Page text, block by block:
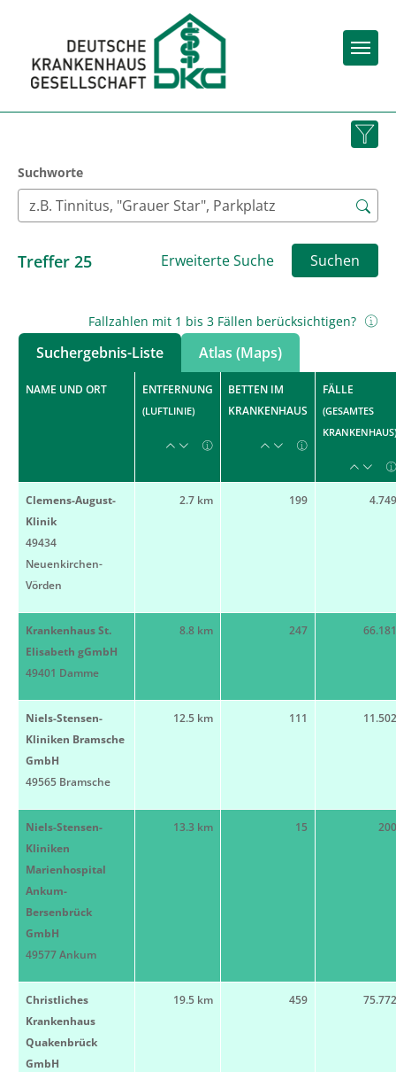
Suchworte
Treffer 25 Erweiterte Suche Suchen
Suchergebnis-Liste Atlas (Maps)
Fallzahlen mit 1 bis 3 Fällen berücksichtigen?
NAME UND ORT ENTFERNUNG
(LUFTLINIE)
BETTEN IM
KRANKENHAUS
FÄLLE
(GESAMTES
KRANKENHAUS)
Clemens-August-
Klinik
49434
Neuenkirchen-
Vörden
2.7 km 199 4.749
Krankenhaus St.
Elisabeth gGmbH
49401 Damme
8.8 km 247 66.181
Niels-Stensen-
Kliniken Bramsche
GmbH
49565 Bramsche
12.5 km 111 11.502
Niels-Stensen-
Kliniken
Marienhospital
Ankum-
Bersenbrück
GmbH
49577 Ankum
13.3 km 15 200
Christliches
Krankenhaus
Quakenbrück
GmbH
19.5 km 459 75.772